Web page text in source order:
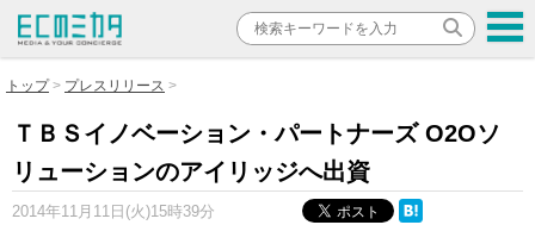
トップ プレスリリース
ＴＢＳイノベーション・パートナーズ O2Oソ
リューションのアイリッジへ出資
2014年11月11日(火)15時39分